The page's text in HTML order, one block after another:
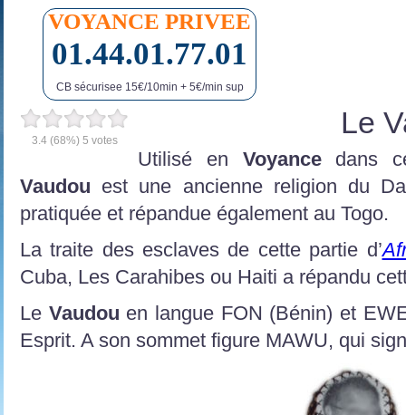
VOYANCE PRIVEE
01.44.01.77.01
CB sécurisee 15€/10min + 5€/min sup
3.4(68%) 5 votes
Le
Utilisé en Voyance dans
Vaudou est une ancienne religion du
pratiquée et répandue également au Togo.
La traite des esclaves de cette partie d’
Cuba, Les Carahibes ou Haiti a répandu
Le Vaudou en langue FON (Bénin) et
Esprit. A son sommet figure MAWU, qui